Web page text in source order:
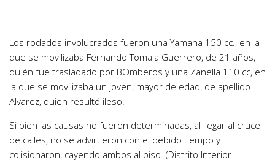
Los rodados involucrados fueron una Yamaha 150 cc., en la
que se movilizaba Fernando Tomala Guerrero, de 21 años,
quién fue trasladado por BOmberos y una Zanella 110 cc, en
la que se movilizaba un joven, mayor de edad, de apellido
Alvarez, quien resultó ileso.
Si bien las causas no fueron determinadas, al llegar al cruce
de calles, no se advirtieron con el debido tiempo y
colisionaron, cayendo ambos al piso. (Distrito Interior